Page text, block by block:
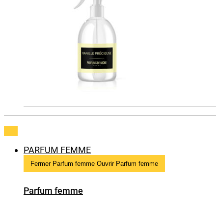
PARFUM FEMME
Fermer Parfum femme Ouvrir Parfum femme
Parfum femme